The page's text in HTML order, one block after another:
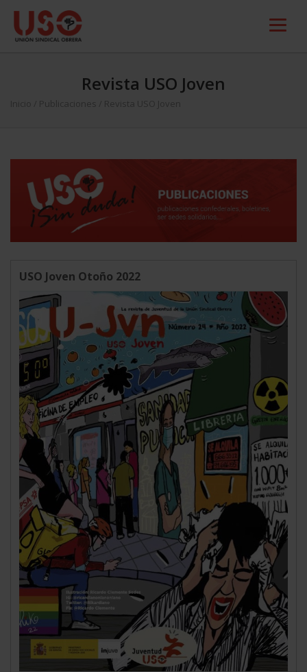
Revista USO Joven
Inicio Publicaciones Revista USO Joven
USO Joven Otoño 2022